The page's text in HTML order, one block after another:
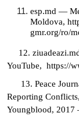
esp.md —
Moldova,
gmr.org/ro/
12.
YouTube, https://
13. Peace
Reporting
Youngblood, 2017